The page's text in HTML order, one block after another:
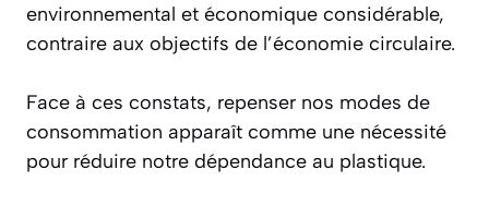
environnemental et économique considérable,
contraire aux objectifs de l’économie circulaire.
Face à ces constats, repenser nos modes de
consommation apparaît comme une nécessité
pour réduire notre dépendance au plastique.